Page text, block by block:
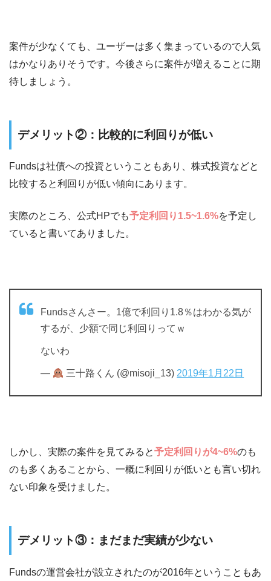
案件が少なくても、ユーザーは多く集まっているので人気
はかなりありそうです。今後さらに案件が増えることに期
待しましょう。
デメリット②：比較的に利回りが低い
Fundsは社債への投資ということもあり、株式投資などと
比較すると利回りが低い傾向にあります。
実際のところ、公式HPでも予定利回り1.5~1.6%を予定し
ていると書いてありました。
Fundsさんさー。1億で利回り1.8％はわかる気が
するが、少額で同じ利回りってｗ
ないわ
— 三十路くん (@misoji_13) 2019年1月22日
しかし、実際の案件を見てみると予定利回りが4~6%のも
のも多くあることから、一概に利回りが低いとも言い切れ
ない印象を受けました。
デメリット③：まだまだ実績が少ない
Fundsの運営会社が設立されたのが2016年ということもあ